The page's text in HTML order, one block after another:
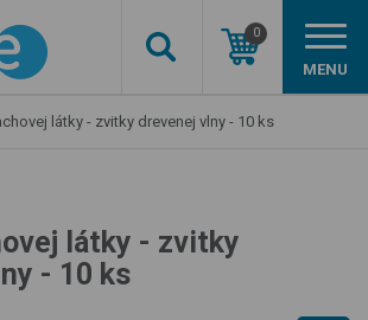
0
MENU
látky - zvitky drevenej vlny - 10 ks
látky - zvitky
- 10 ks